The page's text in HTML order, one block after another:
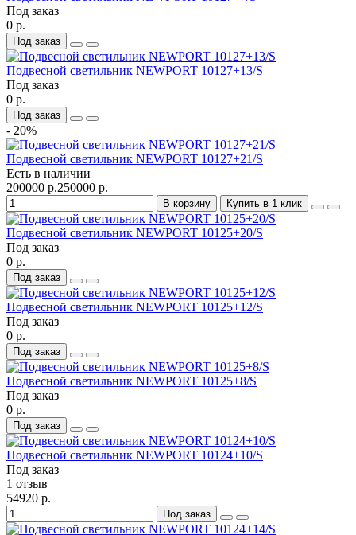
Под заказ
0 р.
Под заказ
Подвесной светильник NEWPORT 10127+13/S
Под заказ
0 р.
Под заказ
- 20%
Подвесной светильник NEWPORT 10127+21/S
Есть в наличии
200000 р.250000 р.
В корзину Купить в 1 клик
Подвесной светильник NEWPORT 10125+20/S
Под заказ
0 р.
Под заказ
Подвесной светильник NEWPORT 10125+12/S
Под заказ
0 р.
Под заказ
Подвесной светильник NEWPORT 10125+8/S
Под заказ
0 р.
Под заказ
Подвесной светильник NEWPORT 10124+10/S
Под заказ
1 отзыв
54920 р.
Под заказ